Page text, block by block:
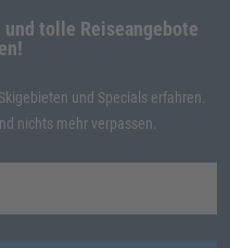
tolle Reiseangebote
und Specials erfahren.
nichts mehr verpassen.